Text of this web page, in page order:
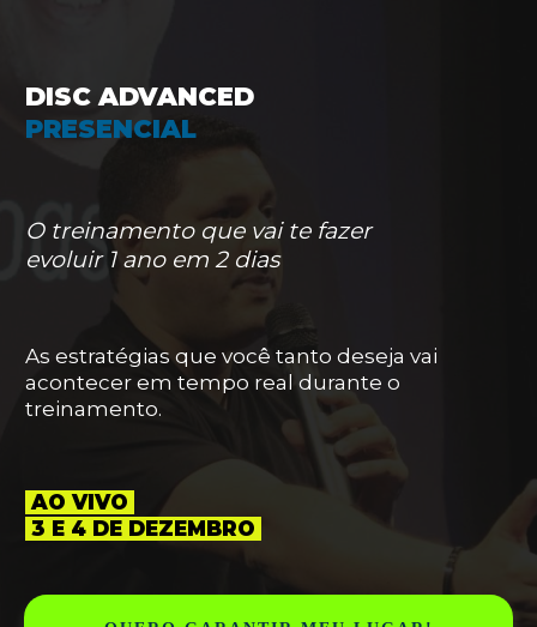
DISC ADVANCED
PRESENCIAL
O treinamento que vai te fazer
evoluir 1 ano em 2 dias
As estratégias que você tanto deseja vai
acontecer em tempo real durante o
treinamento.
AO VIVO
3 E 4 DE DEZEMBRO